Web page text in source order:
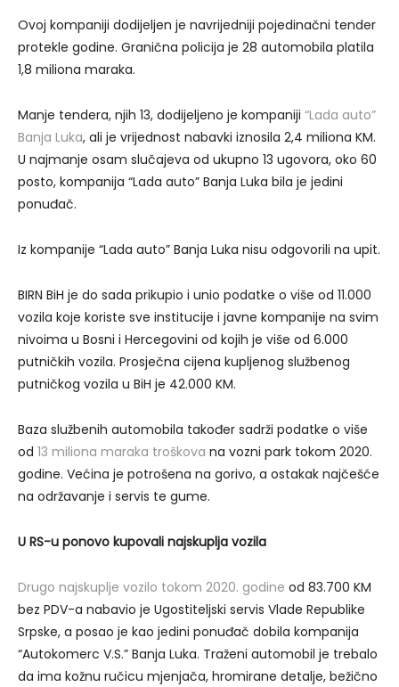
Ovoj kompaniji dodijeljen je navrijedniji pojedinačni tender
protekle godine. Granična policija je 28 automobila platila
1,8 miliona maraka.
Manje tendera, njih 13, dodijeljeno je kompaniji “Lada auto”
Banja Luka, ali je vrijednost nabavki iznosila 2,4 miliona KM.
U najmanje osam slučajeva od ukupno 13 ugovora, oko 60
posto, kompanija “Lada auto” Banja Luka bila je jedini
ponuđač.
Iz kompanije “Lada auto” Banja Luka nisu odgovorili na upit.
BIRN BiH je do sada prikupio i unio podatke o više od 11.000
vozila koje koriste sve institucije i javne kompanije na svim
nivoima u Bosni i Hercegovini od kojih je više od 6.000
putničkih vozila. Prosječna cijena kupljenog službenog
putničkog vozila u BiH je 42.000 KM.
Baza službenih automobila također sadrži podatke o više
od 13 miliona maraka troškova na vozni park tokom 2020.
godine. Većina je potrošena na gorivo, a ostakak najčešće
na održavanje i servis te gume.
U RS-u ponovo kupovali najskuplja vozila
Drugo najskuplje vozilo tokom 2020. godine od 83.700 KM
bez PDV-a nabavio je Ugostiteljski servis Vlade Republike
Srpske, a posao je kao jedini ponuđač dobila kompanija
“Autokomerc V.S.” Banja Luka. Traženi automobil je trebalo
da ima kožnu ručicu mjenjača, hromirane detalje, bežično